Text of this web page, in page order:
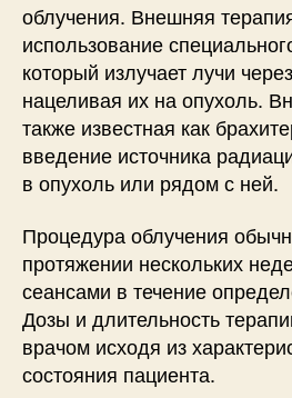
облучения. Внешняя
использование
который излучает лучи
нацеливая их на опухоль.
также известная как
введение источника
в опухоль или рядом с ней.
Процедура облучения
протяжении нескольких
сеансами в течение
Дозы и длительность
врачом исходя из
состояния пациента.